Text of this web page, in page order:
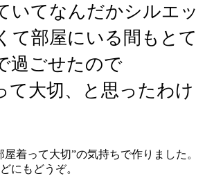
いてなんだかシルエッ
て部屋にいる間もとて
過ごせたので
て大切、と思ったわけ
着って大切”の気持ちで作りました。
にもどうぞ。